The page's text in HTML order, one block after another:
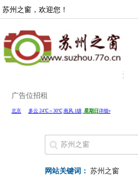
苏州之窗，欢迎您！
广告位招租
网站关键词： 苏州之窗